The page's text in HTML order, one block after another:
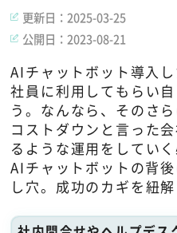
更新日：2025-03-25
公開日：2023-08-21
AIチャットボット導入
社員に利用してもらい
う。なんなら、そのさ
コストダウンと言った
るような運用をしてい
AIチャットボットの背
し穴。成功のカギを紐解